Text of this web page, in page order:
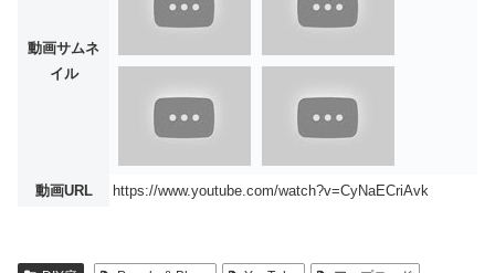
動画サムネ
イル
動画URL https://www.youtube.com/watch?v=CyNaECriAvk